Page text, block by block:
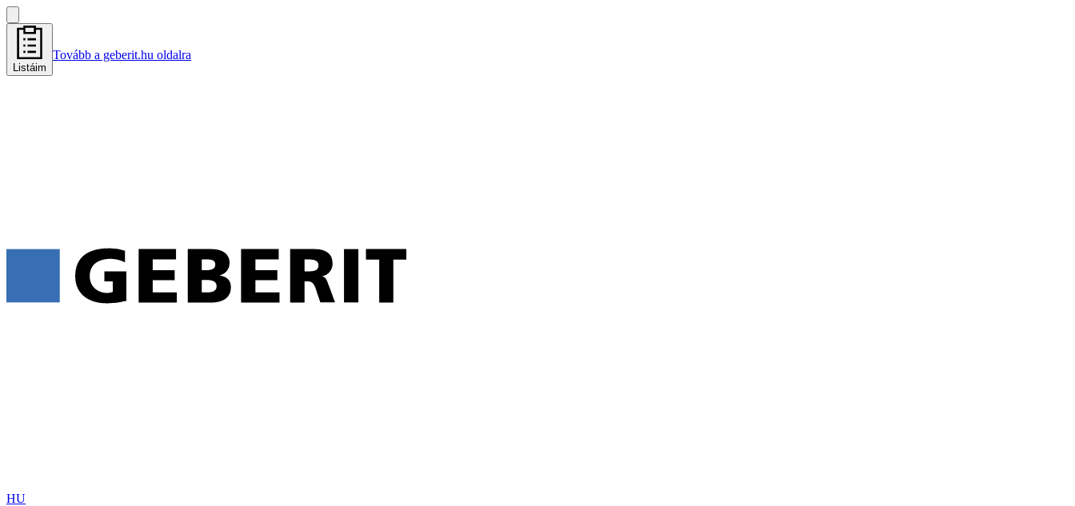
Listáim
Tovább a geberit.hu oldalra
HU